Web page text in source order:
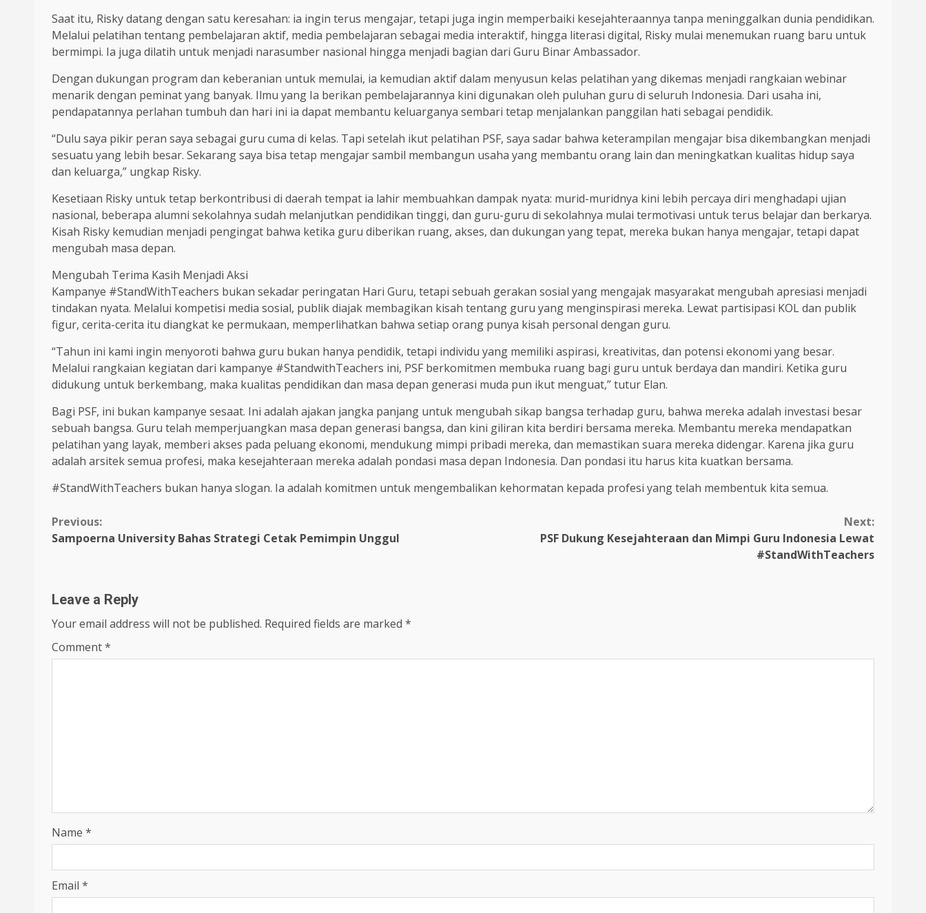
Saat itu, Risky datang dengan satu keresahan: ia ingin terus mengajar, tetapi juga ingin memperbaiki kesejahteraannya tanpa meninggalkan dunia pendidikan.
Melalui pelatihan tentang pembelajaran aktif, media pembelajaran sebagai media interaktif, hingga literasi digital, Risky mulai menemukan ruang baru untuk
bermimpi. Ia juga dilatih untuk menjadi narasumber nasional hingga menjadi bagian dari Guru Binar Ambassador.
Dengan dukungan program dan keberanian untuk memulai, ia kemudian aktif dalam menyusun kelas pelatihan yang dikemas menjadi rangkaian webinar
menarik dengan peminat yang banyak. Ilmu yang Ia berikan pembelajarannya kini digunakan oleh puluhan guru di seluruh Indonesia. Dari usaha ini,
pendapatannya perlahan tumbuh dan hari ini ia dapat membantu keluarganya sembari tetap menjalankan panggilan hati sebagai pendidik.
“Dulu saya pikir peran saya sebagai guru cuma di kelas. Tapi setelah ikut pelatihan PSF, saya sadar bahwa keterampilan mengajar bisa dikembangkan menjadi
sesuatu yang lebih besar. Sekarang saya bisa tetap mengajar sambil membangun usaha yang membantu orang lain dan meningkatkan kualitas hidup saya
dan keluarga,” ungkap Risky.
Kesetiaan Risky untuk tetap berkontribusi di daerah tempat ia lahir membuahkan dampak nyata: murid-muridnya kini lebih percaya diri menghadapi ujian
nasional, beberapa alumni sekolahnya sudah melanjutkan pendidikan tinggi, dan guru-guru di sekolahnya mulai termotivasi untuk terus belajar dan berkarya.
Kisah Risky kemudian menjadi pengingat bahwa ketika guru diberikan ruang, akses, dan dukungan yang tepat, mereka bukan hanya mengajar, tetapi dapat
mengubah masa depan.
Mengubah Terima Kasih Menjadi Aksi
Kampanye #StandWithTeachers bukan sekadar peringatan Hari Guru, tetapi sebuah gerakan sosial yang mengajak masyarakat mengubah apresiasi menjadi
tindakan nyata. Melalui kompetisi media sosial, publik diajak membagikan kisah tentang guru yang menginspirasi mereka. Lewat partisipasi KOL dan publik
figur, cerita-cerita itu diangkat ke permukaan, memperlihatkan bahwa setiap orang punya kisah personal dengan guru.
“Tahun ini kami ingin menyoroti bahwa guru bukan hanya pendidik, tetapi individu yang memiliki aspirasi, kreativitas, dan potensi ekonomi yang besar.
Melalui rangkaian kegiatan dari kampanye #StandwithTeachers ini, PSF berkomitmen membuka ruang bagi guru untuk berdaya dan mandiri. Ketika guru
didukung untuk berkembang, maka kualitas pendidikan dan masa depan generasi muda pun ikut menguat,” tutur Elan.
Bagi PSF, ini bukan kampanye sesaat. Ini adalah ajakan jangka panjang untuk mengubah sikap bangsa terhadap guru, bahwa mereka adalah investasi besar
sebuah bangsa. Guru telah memperjuangkan masa depan generasi bangsa, dan kini giliran kita berdiri bersama mereka. Membantu mereka mendapatkan
pelatihan yang layak, memberi akses pada peluang ekonomi, mendukung mimpi pribadi mereka, dan memastikan suara mereka didengar. Karena jika guru
adalah arsitek semua profesi, maka kesejahteraan mereka adalah pondasi masa depan Indonesia. Dan pondasi itu harus kita kuatkan bersama.
#StandWithTeachers bukan hanya slogan. Ia adalah komitmen untuk mengembalikan kehormatan kepada profesi yang telah membentuk kita semua.
Continue
Reading
Previous:
Sampoerna University Bahas Strategi Cetak Pemimpin Unggul
Next:
PSF Dukung Kesejahteraan dan Mimpi Guru Indonesia Lewat
#StandWithTeachers
Leave a Reply
Your email address will not be published. Required fields are marked *
Comment*
Name *
Email *